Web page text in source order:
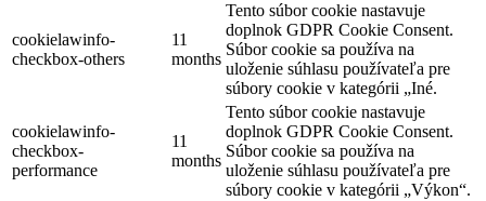
cookielawinfo-
checkbox-others
11
months
Tento súbor cookie nastavuje
doplnok GDPR Cookie Consent.
Súbor cookie sa používa na
uloženie súhlasu používateľa pre
súbory cookie v kategórii „Iné.
cookielawinfo-
checkbox-
performance
11
months
Tento súbor cookie nastavuje
doplnok GDPR Cookie Consent.
Súbor cookie sa používa na
uloženie súhlasu používateľa pre
súbory cookie v kategórii „Výkon“.